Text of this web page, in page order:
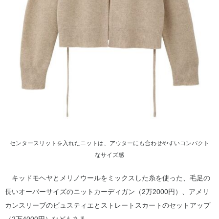
センタースリットを入れたニットは、アウターにも合わせやすいコンパクト
なサイズ感
キッドモヘヤとメリノウールをミックスした糸を使った、毛足の
長いオーバーサイズのニットカーディガン（2万2000円）、アメリ
カンスリーブのビュスティエとストレートスカートのセットアップ